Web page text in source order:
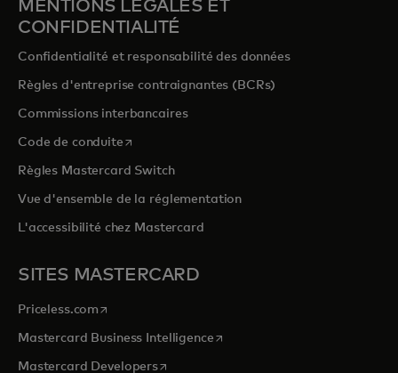
MENTIONS LÉGALES ET
CONFIDENTIALITÉ
Confidentialité et responsabilité des données
Règles d'entreprise contraignantes (BCRs)
Commissions interbancaires
Code de conduites’ouvre dans un nouvel onglet
Règles Mastercard Switch
Vue d'ensemble de la réglementation
L'accessibilité chez Mastercard
SITES MASTERCARD
Priceless.com s’ouvre dans un nouvel onglet
Mastercard Business Intelligences’ouvre dans un nouvel onglet
Mastercard Developerss’ouvre dans un nouvel onglet